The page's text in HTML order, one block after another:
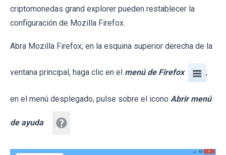
criptomonedas grand explorer pueden restablecer la
configuración de Mozilla Firefox.
Abra Mozilla Firefox; en la esquina superior derecha de la
ventana principal, haga clic en el menú de Firefox ;
en el menú desplegado, pulse sobre el icono Abrir menú
de ayuda